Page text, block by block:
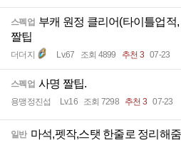
스펙업 부캐 원정 클리어(타이틀업적
짤팁
더더지 Lv.67 조회 4899 추천 3 07-23
스펙업 사명 짤팁.
용맹정진섭 Lv.16 조회 7298 추천 3 07-23
일반 마석,펫작,스탯 한줄로 정리해줌